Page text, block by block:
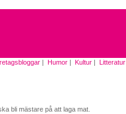
| Humor | Kultur | Litteratur
bli mästare på att laga mat.